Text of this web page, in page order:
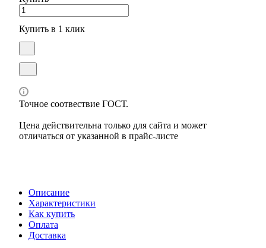
Купить в 1 клик
Точное соотвествие ГОСТ.
Цена действительна только для сайта и может
отличаться от указанной в прайс-листе
Описание
Характеристики
Как купить
Оплата
Доставка